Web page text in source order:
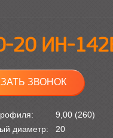
20 ИН-
ЗВОНОК
9,00 (260)
диаметр:
20